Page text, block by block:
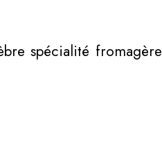
spécialité